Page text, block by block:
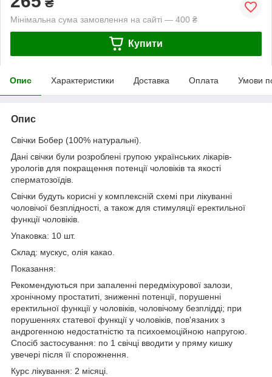
Мінімальна сума замовлення на сайті — 400 ₴
Купити
Опис Характеристики Доставка Оплата Умови
Опис
Свічки Бобер (100% натуральні).
Дані свічки були розроблені групою українських лікарів-
урологів для покращення потенції чоловіків та якості
сперматозоїдів.
Свічки будуть корисні у комплексній схемі при лікуванні
чоловічої безплідності, а також для стимуляції еректильної
функції чоловіків.
Упаковка: 10 шт.
Склад: мускус, олія какао.
Показання:
Рекомендуються при запаленні передміхурової залози,
хронічному простатиті, зниженні потенції, порушенні
еректильної функції у чоловіків, чоловічому безплідді; при
порушеннях статевої функції у чоловіків, пов'язаних з
андрогенною недостатністю та психоемоційною напругою.
Спосіб застосування: по 1 свічці вводити у пряму кишку
увечері після її спорожнення.
Курс лікування: 2 місяці.